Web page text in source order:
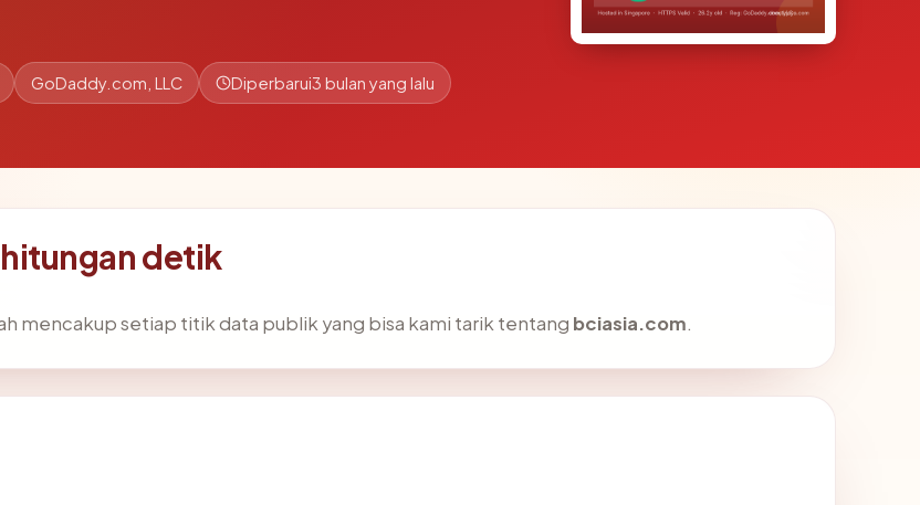
GoDaddy.com, LLC Diperbarui3 bulan yang lalu
detik
mencakup setiap titik data publik yang bisa kami tarik tentang bciasia.com.